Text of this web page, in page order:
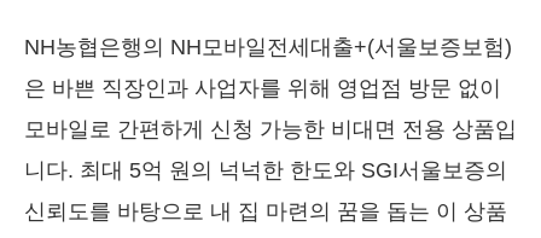
NH농협은행의 NH모바일전세대출+(서울보증보험)
은 바쁜 직장인과 사업자를 위해 영업점 방문 없이
모바일로 간편하게 신청 가능한 비대면 전용 상품입
니다. 최대 5억 원의 넉넉한 한도와 SGI서울보증의
신뢰도를 바탕으로 내 집 마련의 꿈을 돕는 이 상품